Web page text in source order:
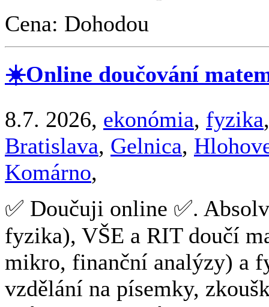
Cena: Dohodou
☀️Online doučování
8.7. 2026, ekonómia, fyzika
Bratislava, Gelnica,
Komárno,
✅ Doučuji online ✅.
fyzika), VŠE a RIT doučí
mikro, finanční analýzy) a
vzdělání na písemky,